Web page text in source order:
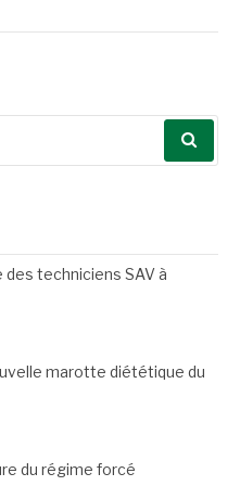
techniciens SAV à
marotte diététique du
du régime forcé